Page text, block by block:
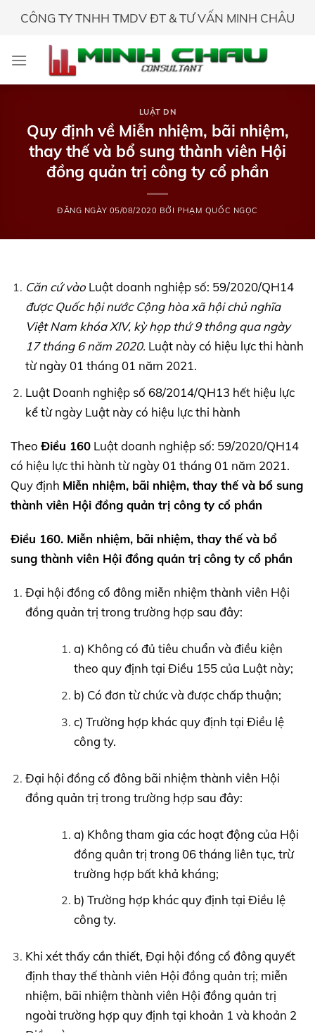
CÔNG TY TNHH TMDV ĐT & TƯ VẤN MINH CHÂU
LUẬT DN
Quy định về Miễn nhiệm, bãi nhiệm,
thay thế và bổ sung thành viên Hội
đồng quản trị công ty cổ phần
ĐĂNG NGÀY 05/08/2020 BỞI PHẠM QUỐC NGỌC
Căn cứ vào Luật doanh nghiệp số: 59/2020/QH14
được Quốc hội nước Cộng hòa xã hội chủ nghĩa
Việt Nam khóaXIV, kỳ họp thứ 9 thông qua ngày
17 tháng 6 năm 2020.Luật này có hiệu lực thi hành
từ ngày 01 tháng 01 năm 2021.
Luật Doanh nghiệp số 68/2014/QH13 hết hiệu lực
kể từ ngày Luật này có hiệu lực thi hành
Theo Điều 160 Luật doanh nghiệp số: 59/2020/QH14
có hiệu lực thi hành từ ngày 01 tháng 01 năm 2021.
Quy định Miễn nhiệm, bãi nhiệm, thay thế và bổ sung
thành viên Hội đồng quản trị công ty cổ phần
Điều 160. Miễn nhiệm, bãi nhiệm, thay thế và bổ
sung thành viên Hội đồng quản trị công ty cổ phần
Đại hội đồng cổ đông miễn nhiệm thành viên Hội
đồng quản trị trong trường hợp sau đây:
a) Không có đủ tiêu chuẩn và điều kiện
theo quy định tại Điều 155 của Luật này;
b) Có đơn từ chức và được chấp thuận;
c) Trường hợp khác quy định tại Điều lệ
công ty.
Đại hội đồng cổ đông bãi nhiệm thành viên Hội
đồng quản trị trong trường hợp sau đây:
a) Không tham gia các hoạt động của Hội
đồng quân trị trong 06 tháng liên tục, trừ
trường hợp bất khả kháng;
b) Trường hợp khác quy định tại Điều lệ
công ty.
Khi xét thấy cần thiết, Đại hội đồng cổ đông quyết
định thay thế thành viên Hội đồng quản trị; miễn
nhiệm, bãi nhiệm thành viên Hội đồng quản trị
ngoài trường hợp quy định tại khoản 1 và khoản 2